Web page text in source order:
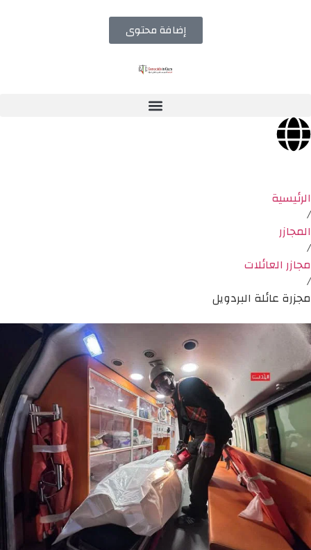
إضافة محتوى
الرئيسية
/
المجازر
/
مجازر العائلات
/
مجزرة عائلة البردويل